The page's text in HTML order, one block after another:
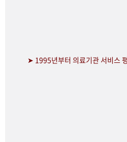
➤ 1995년부터 의료기관 서비스